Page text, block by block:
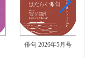
俳句 2026年5月号